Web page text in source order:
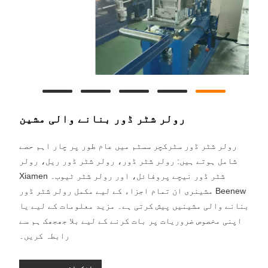
رولر شٹر ڈور بنانے والی مشین
رولر شٹر ڈور سٹرکچر سسٹم میں عام طور پر چار اہم حصے
شامل ہوتے ہیں: رولر شٹر ڈور، رولر شٹر ڈور ریل، رولر
شٹر ڈور نیچے پروفائل، اور رولر شٹر ٹیوب۔ Xiamen
Beenew مشینری ان تمام اجزاء کے لیے مکمل رولر شٹر ڈور
بنانے والی مشینیں پیش کرتی ہے۔ مزید معلومات کے لیے یا
اپنی مخصوص ضروریات پر بات کرنے کے لیے بلا جھجھک ہم سے
رابطہ کریں۔